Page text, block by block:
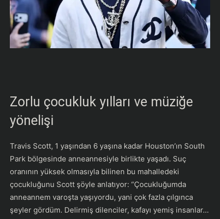
Zorlu çocukluk yılları ve müziğe
yönelişi
Travis Scott, 1 yaşından 6 yaşına kadar Houston’ın South
Park bölgesinde anneannesiyle birlikte yaşadı. Suç
oranının yüksek olmasıyla bilinen bu mahalledeki
çocukluğunu Scott şöyle anlatıyor: “Çocukluğumda
anneannem varoşta yaşıyordu, yani çok fazla çılgınca
şeyler gördüm. Delirmiş dilenciler, kafayı yemiş insanlar…